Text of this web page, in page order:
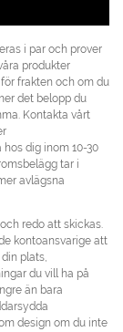
i par och prover
produkter
frakten och om du
det belopp du
Kontakta vårt
dig inom 10-30
tar i
avlägsna
redo att skickas.
kontoansvarige att
plats,
du vill ha på
än bara
design om du inte